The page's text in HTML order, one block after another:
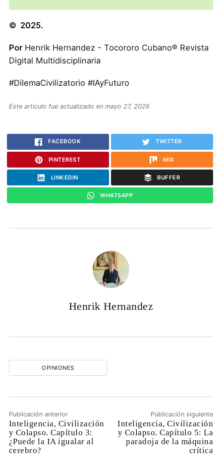
© 2025.
Por Henrik Hernandez - Tocororo Cubano® Revista
Digital Multidisciplinaria
#DilemaCivilizatorio #IAyFuturo
Este artículo fue actualizado en mayo 27, 2026
FACEBOOK TWITTER
PINTEREST MIX
LINKEDIN BUFFER
WHATSAPP
Henrik Hernandez
OPINIONES
Publicación anterior
Inteligencia, Civilización
y Colapso. Capítulo 3:
¿Puede la IA igualar al
cerebro?
Publicación siguiente
Inteligencia, Civilización
y Colapso. Capítulo 5: La
paradoja de la máquina
crítica